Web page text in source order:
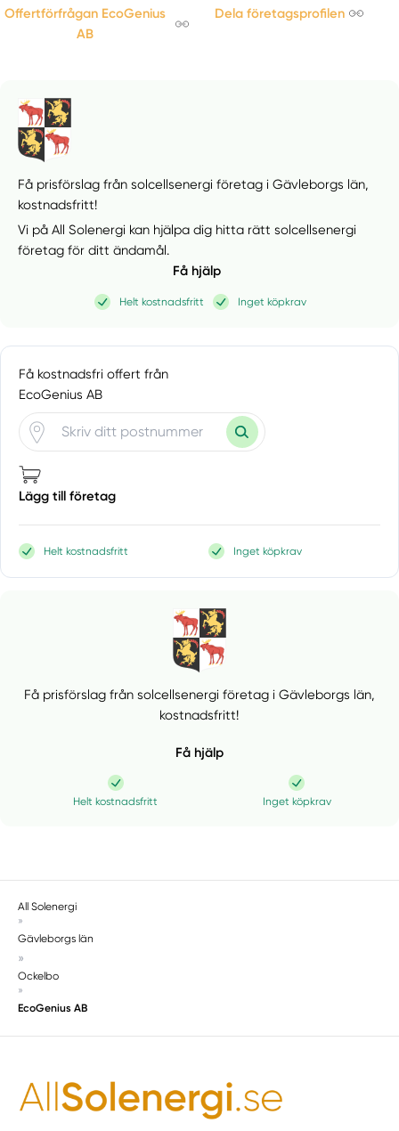
Offertförfrågan EcoGenius
AB
Dela företagsprofilen
Få prisförslag från solcellsenergi företag i Gävleborgs län,
kostnadsfritt!
Vi på All Solenergi kan hjälpa dig hitta rätt solcellsenergi
företag för ditt ändamål.
Få hjälp
Helt kostnadsfritt Inget köpkrav
Få kostnadsfri offert från
EcoGenius AB
Lägg till företag
Helt kostnadsfritt Inget köpkrav
Få prisförslag från solcellsenergi företag i Gävleborgs län,
kostnadsfritt!
Få hjälp
Helt kostnadsfritt Inget köpkrav
All Solenergi
»
Gävleborgs län
»
Ockelbo
»
EcoGenius AB